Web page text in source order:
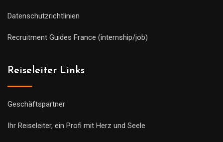
Datenschutzrichtlinien
Recruitment Guides France (internship/job)
Reiseleiter Links
Geschäftspartner
Ihr Reiseleiter, ein Profi mit Herz und Seele